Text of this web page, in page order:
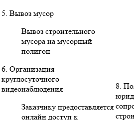
5. Вывоз мусор
Вывоз строительного
мусора на мусорный
полигон
6. Организация
круглосуточного
видеонаблюдения
Заказчику предоставляется
онлайн доступ к
8.